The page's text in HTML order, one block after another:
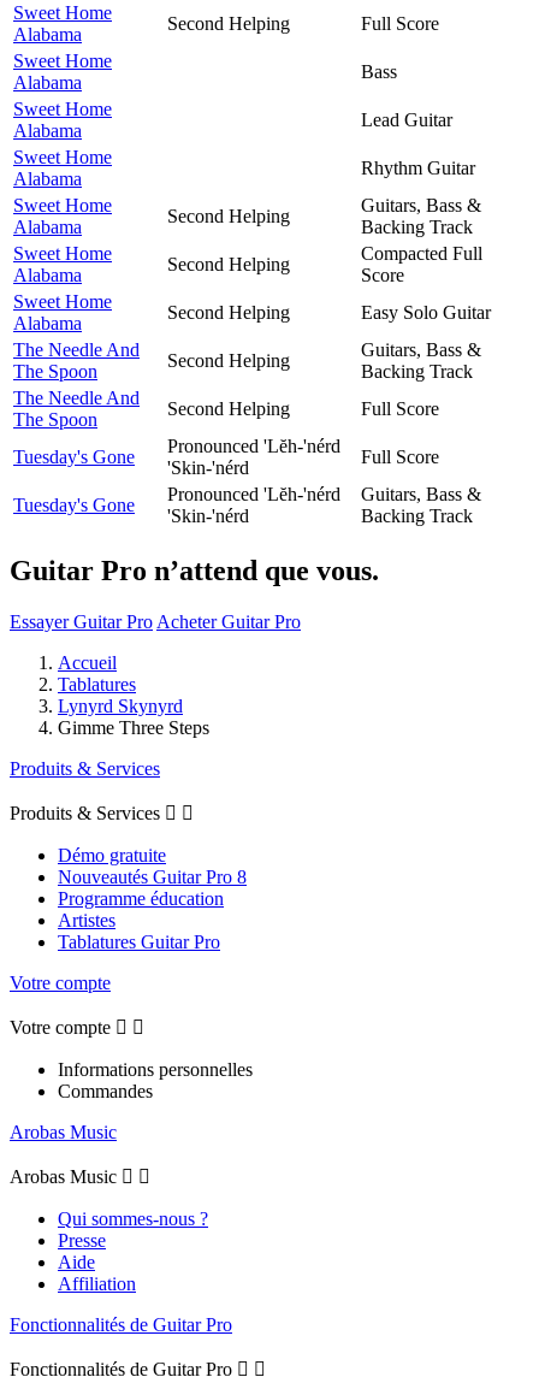
Sweet Home
Alabama
Second Helping
Full Score
Sweet Home
Alabama
Bass
Sweet Home
Alabama
Lead Guitar
Sweet Home
Alabama
Rhythm Guitar
Sweet Home
Alabama
Second Helping
Guitars, Bass &
Backing Track
Sweet Home
Alabama
Second Helping
Compacted Full
Score
Sweet Home
Alabama
Second Helping
Easy Solo Guitar
The Needle And
The Spoon
Second Helping
Guitars, Bass &
Backing Track
The Needle And
The Spoon
Second Helping Full Score
Tuesday's Gone
Pronounced 'Lĕh-'nérd
'Skin-'nérd
Full Score
Tuesday's Gone
Pronounced 'Lĕh-'nérd
'Skin-'nérd
Guitars, Bass &
Backing Track
Guitar Pro n’attend que vous.
Essayer Guitar Pro Acheter Guitar Pro
Accueil
Tablatures
Lynyrd Skynyrd
Gimme Three Steps
Produits & Services
Produits & Services  
Démo gratuite
Nouveautés Guitar Pro 8
Programme éducation
Artistes
Tablatures Guitar Pro
Votre compte
Votre compte  
Informations personnelles
Commandes
Arobas Music
Arobas Music  
Qui sommes-nous ?
Presse
Aide
Affiliation
Fonctionnalités de Guitar Pro
Fonctionnalités de Guitar Pro  